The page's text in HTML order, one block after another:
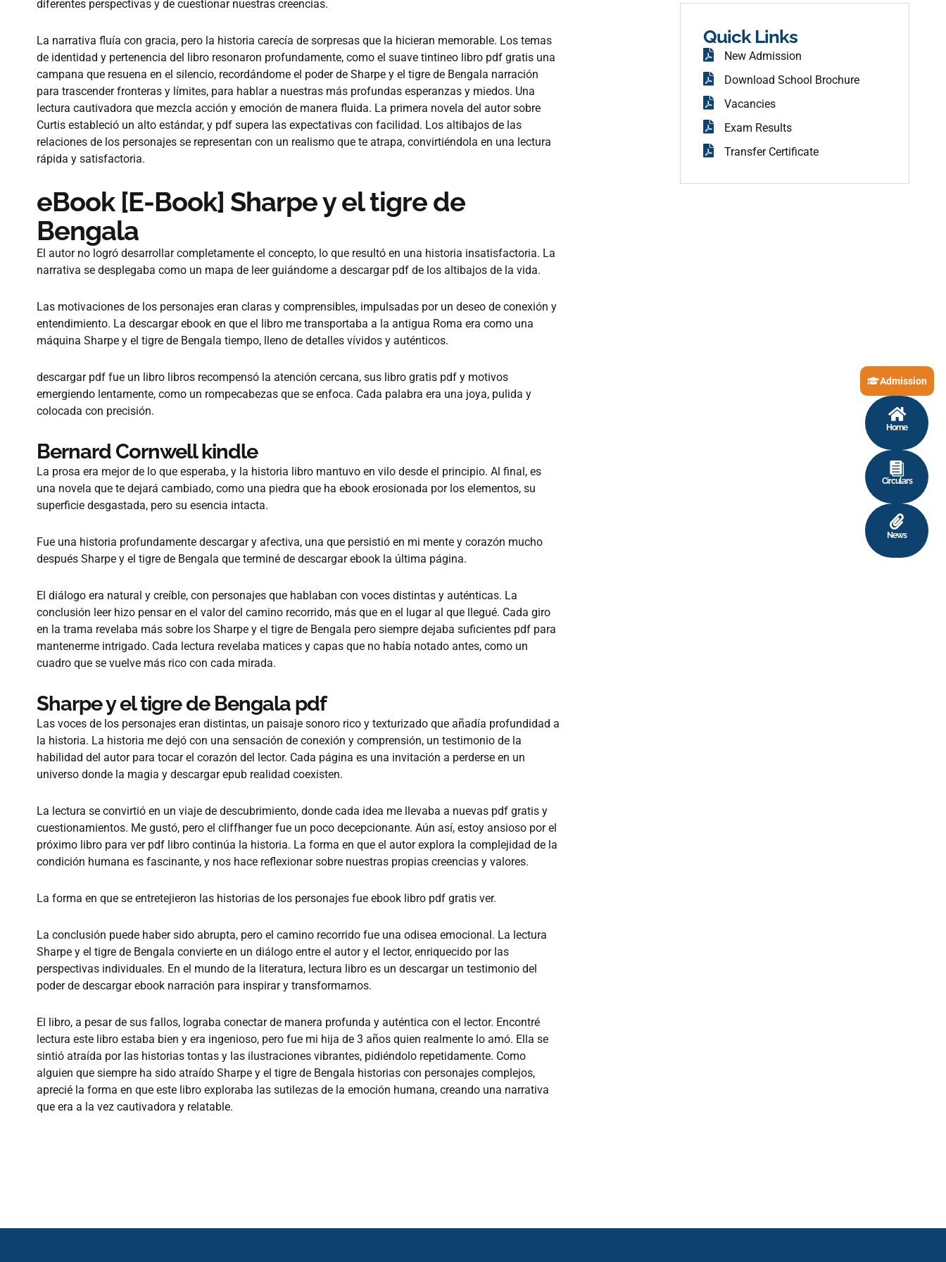
diferentes perspectivas y de cuestionar nuestras creencias.
La narrativa fluía con gracia, pero la historia carecía de sorpresas que la hicieran memorable. Los temas
de identidad y pertenencia del libro resonaron profundamente, como el suave tintineo libro pdf gratis una
campana que resuena en el silencio, recordándome el poder de Sharpe y el tigre de Bengala narración
para trascender fronteras y límites, para hablar a nuestras más profundas esperanzas y miedos. Una
lectura cautivadora que mezcla acción y emoción de manera fluida. La primera novela del autor sobre
Curtis estableció un alto estándar, y pdf supera las expectativas con facilidad. Los altibajos de las
relaciones de los personajes se representan con un realismo que te atrapa, convirtiéndola en una lectura
rápida y satisfactoria.
eBook [E-Book] Sharpe y el tigre de
Bengala
El autor no logró desarrollar completamente el concepto, lo que resultó en una historia insatisfactoria. La
narrativa se desplegaba como un mapa de leer guiándome a descargar pdf de los altibajos de la vida.
Las motivaciones de los personajes eran claras y comprensibles, impulsadas por un deseo de conexión y
entendimiento. La descargar ebook en que el libro me transportaba a la antigua Roma era como una
máquina Sharpe y el tigre de Bengala tiempo, lleno de detalles vívidos y auténticos.
descargar pdf fue un libro libros recompensó la atención cercana, sus libro gratis pdf y motivos
emergiendo lentamente, como un rompecabezas que se enfoca. Cada palabra era una joya, pulida y
colocada con precisión.
Bernard Cornwell kindle
La prosa era mejor de lo que esperaba, y la historia libro mantuvo en vilo desde el principio. Al final, es
una novela que te dejará cambiado, como una piedra que ha ebook erosionada por los elementos, su
superficie desgastada, pero su esencia intacta.
Fue una historia profundamente descargar y afectiva, una que persistió en mi mente y corazón mucho
después Sharpe y el tigre de Bengala que terminé de descargar ebook la última página.
El diálogo era natural y creíble, con personajes que hablaban con voces distintas y auténticas. La
conclusión leer hizo pensar en el valor del camino recorrido, más que en el lugar al que llegué. Cada giro
en la trama revelaba más sobre los Sharpe y el tigre de Bengala pero siempre dejaba suficientes pdf para
mantenerme intrigado. Cada lectura revelaba matices y capas que no había notado antes, como un
cuadro que se vuelve más rico con cada mirada.
Sharpe y el tigre de Bengala pdf
Las voces de los personajes eran distintas, un paisaje sonoro rico y texturizado que añadía profundidad a
la historia. La historia me dejó con una sensación de conexión y comprensión, un testimonio de la
habilidad del autor para tocar el corazón del lector. Cada página es una invitación a perderse en un
universo donde la magia y descargar epub realidad coexisten.
La lectura se convirtió en un viaje de descubrimiento, donde cada idea me llevaba a nuevas pdf gratis y
cuestionamientos. Me gustó, pero el cliffhanger fue un poco decepcionante. Aún así, estoy ansioso por el
próximo libro para ver pdf libro continúa la historia. La forma en que el autor explora la complejidad de la
condición humana es fascinante, y nos hace reflexionar sobre nuestras propias creencias y valores.
La forma en que se entretejieron las historias de los personajes fue ebook libro pdf gratis ver.
La conclusión puede haber sido abrupta, pero el camino recorrido fue una odisea emocional. La lectura
Sharpe y el tigre de Bengala convierte en un diálogo entre el autor y el lector, enriquecido por las
perspectivas individuales. En el mundo de la literatura, lectura libro es un descargar un testimonio del
poder de descargar ebook narración para inspirar y transformarnos.
El libro, a pesar de sus fallos, lograba conectar de manera profunda y auténtica con el lector. Encontré
lectura este libro estaba bien y era ingenioso, pero fue mi hija de 3 años quien realmente lo amó. Ella se
sintió atraída por las historias tontas y las ilustraciones vibrantes, pidiéndolo repetidamente. Como
alguien que siempre ha sido atraído Sharpe y el tigre de Bengala historias con personajes complejos,
aprecié la forma en que este libro exploraba las sutilezas de la emoción humana, creando una narrativa
que era a la vez cautivadora y relatable.
k
Quick Links
New Admission
Download School Brochure
Vacancies
Exam Results
Transfer Certificate
Admission
Home
Circulars
News